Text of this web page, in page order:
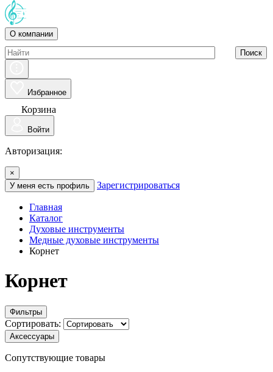
О компании
Поиск
Избранное
Корзина
Войти
Авторизация:
×
У меня есть профиль
Зарегистрироваться
Главная
Каталог
Духовые инструменты
Медные духовые инструменты
Корнет
Корнет
Фильтры
Сортировать:
Аксессуары
Сопутствующие товары